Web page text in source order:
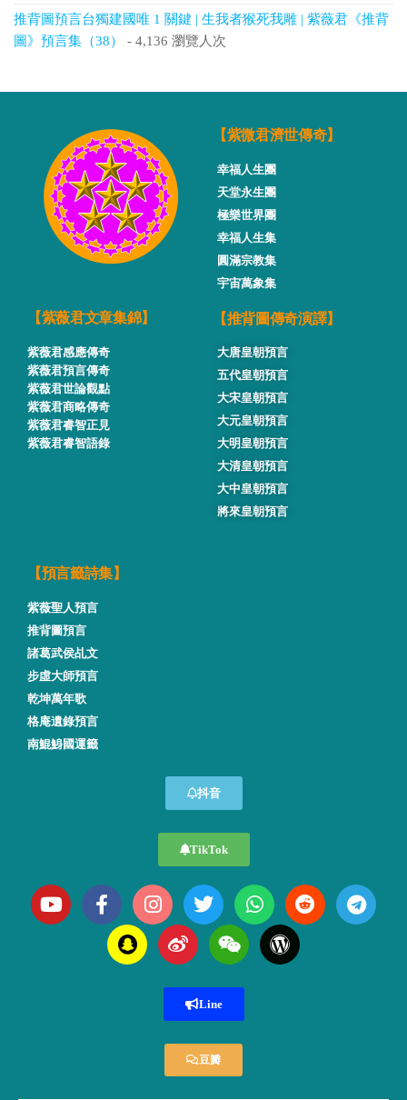
推背圖預言台獨建國唯 1 關鍵 | 生我者猴死我雕 | 紫薇君《推背
圖》預言集（38）
- 4,136 瀏覽人次
【紫微君濟世傳奇】
幸福人生團
天堂永生團
極樂世界團
幸福人生集
圓滿宗教集
宇宙萬象集
【紫薇君文章集錦】
紫薇君感應傳奇
紫薇君預言傳奇
紫薇君世論觀點
紫薇君商略傳奇
紫薇君睿智正見
紫薇君睿智語錄
【推背圖傳奇演譯】
大唐皇朝預言
五代皇朝預言
大宋皇朝預言
大元皇朝預言
大明皇朝預言
大清皇朝預言
大中皇朝預言
將來皇朝預言
【預言籤詩集】
紫薇聖人預言
推背圖預言
諸葛武侯乩文
步虛大師預言
乾坤萬年歌
格庵遺錄預言
南鯤鯓國運籤
抖音
TikTok
Line
豆瓣